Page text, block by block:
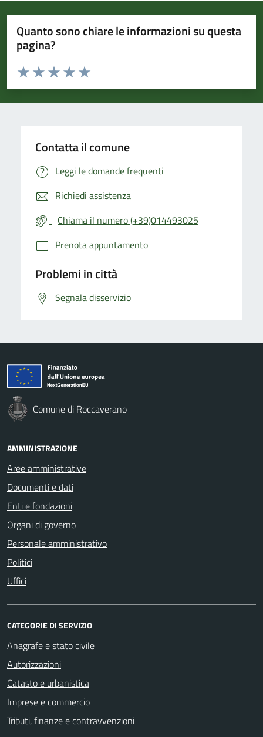
Quanto sono chiare le informazioni su questa
pagina?
Valuta da 1 a 5 stelle la pagina
Valuta 5 stelle su 5
Valuta 4 stelle su 5
Valuta 3 stelle su 5
Valuta 2 stelle su 5
Valuta 1 stelle su 5
Contatta il comune
Leggi le domande frequenti
Richiedi assistenza
Chiama il numero (+39)014493025
Prenota appuntamento
Problemi in città
Segnala disservizio
Comune di Roccaverano
AMMINISTRAZIONE
Aree amministrative
Documenti e dati
Enti e fondazioni
Organi di governo
Personale amministrativo
Politici
Uffici
CATEGORIE DI SERVIZIO
Anagrafe e stato civile
Autorizzazioni
Catasto e urbanistica
Imprese e commercio
Tributi, finanze e contravvenzioni